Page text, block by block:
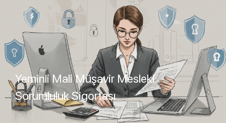
Yeminli Mali Müşavir Mesleki
Sorumluluk Sigortası